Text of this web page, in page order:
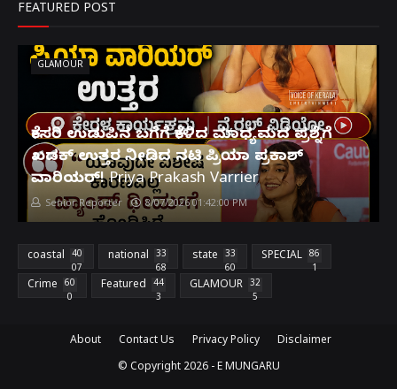
FEATURED POST
GLAMOUR
ಕೇಸರಿ ಉಡುಪಿನ ಬಗೆಗೆ ಕೇಳಿದ ಮಾಧ್ಯಮದ ಪ್ರಶ್ನೆಗೆ
ಖಡಕ್ ಉತ್ತರ ನೀಡಿದ ನಟಿ ಪ್ರಿಯಾ ಪ್ರಕಾಶ್
ವಾರಿಯರ್! Priya Prakash Varrier
Senior Reporter 8/07/2026 01:42:00 PM
coastal
40
07
national
33
68
state
33
60
SPECIAL
86
1
Crime
60
0
Featured
44
3
GLAMOUR
32
5
About Contact Us Privacy Policy
Disclaimer
© Copyright 2026 -E MUNGARU